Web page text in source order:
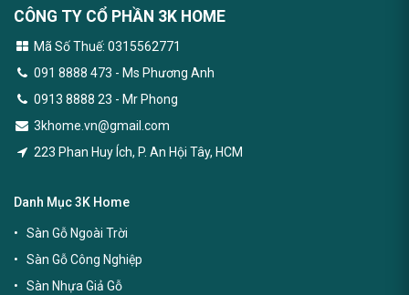
CÔNG TY CỔ PHẦN 3K HOME
Mã Số Thuế: 0315562771
091 8888 473 - Ms Phương Anh
0913 8888 23 - Mr Phong
3khome.vn@gmail.com
223 Phan Huy Ích, P. An Hội Tây, HCM
Danh Mục 3K Home
Sàn Gỗ Ngoài Trời
Sàn Gỗ Công Nghiệp
Sàn Nhựa Giả Gỗ